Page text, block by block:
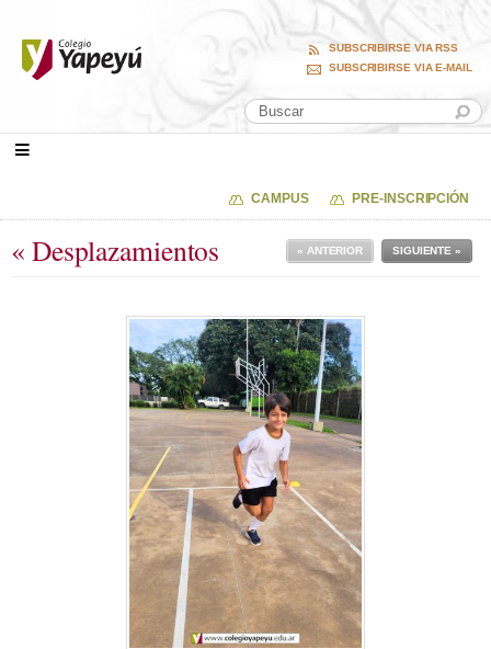
SUBSCRIBIRSE VIA RSS
SUBSCRIBIRSE VIA E-MAIL
CAMPUS PRE-INSCRIPCIÓN
« Desplazamientos SIGUIENTE »
« ANTERIOR